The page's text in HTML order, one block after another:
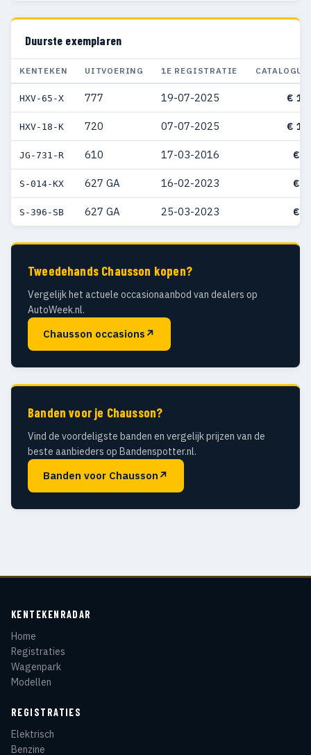
Duurste exemplaren
KENTEKEN UITVOERING 1E REGISTRATIE
HXV-65-X 777 19-07-2025 €
HXV-18-K 720 07-07-2025 €
JG-731-R 610 17-03-2016 €
S-014-KX 627 GA 16-02-2023 €
S-396-SB 627 GA 25-03-2023 €
Tweedehands Chausson kopen?
Vergelijk het actuele occasionaanbod van dealers op
AutoWeek.nl.
Chausson occasions ↗
Banden voor je Chausson?
Vind de voordeligste banden en vergelijk prijzen van de
beste aanbieders op Bandenspotter.nl.
Banden voor Chausson ↗
KENTEKENRADAR
Home
Registraties
Wagenpark
Modellen
REGISTRATIES
Elektrisch
Benzine